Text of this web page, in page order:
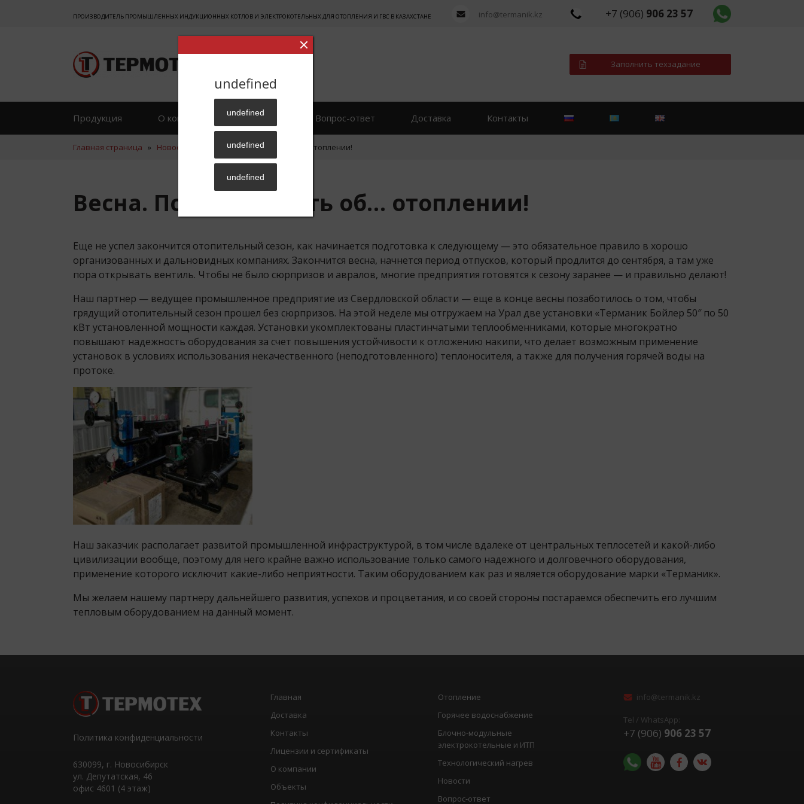
undefined
undefined
undefined
undefined
ПРОИЗВОДИТЕЛЬ ПРОМЫШЛЕННЫХ ИНДУКЦИОННЫХ КОТЛОВ И ЭЛЕКТРОКОТЕЛЬНЫХ ДЛЯ ОТОПЛЕНИЯ И ГВС В КАЗАХСТАНЕ info@termanik.kz +7 (906) 906 23 57
Заполнить техзадание
Продукция О компании Отзывы Вопрос-ответ Доставка Контакты
Главная страница » Новости Весна. Пора подумать об… отоплении!
Весна. Пора подумать об… отоплении!
Еще не успел закончится отопительный сезон, как начинается подготовка к следующему — это обязательное правило в хорошо
организованных и дальновидных компаниях. Закончится весна, начнется период отпусков, который продлится до сентября, а там уже
пора открывать вентиль. Чтобы не было сюрпризов и авралов, многие предприятия готовятся к сезону заранее — и правильно делают!
Наш партнер — ведущее промышленное предприятие из Свердловской области — еще в конце весны позаботилось о том, чтобы
грядущий отопительный сезон прошел без сюрпризов. На этой неделе мы отгружаем на Урал две установки «Терманик Бойлер 50″ по 50
кВт установленной мощности каждая. Установки укомплектованы пластинчатыми теплообменниками, которые многократно
повышают надежность оборудования за счет повышения устойчивости к отложению накипи, что делает возможным применение
установок в условиях использования некачественного (неподготовленного) теплоносителя, а также для получения горячей воды на
протоке.
Наш заказчик располагает развитой промышленной инфраструктурой, в том числе вдалеке от центральных теплосетей и какой-либо
цивилизации вообще, поэтому для него крайне важно использование только самого надежного и долговечного оборудования,
применение которого исключит какие-либо неприятности. Таким оборудованием как раз и является оборудование марки «Терманик».
Мы желаем нашему партнеру дальнейшего развития, успехов и процветания, и со своей стороны постараемся обеспечить его лучшим
тепловым оборудованием на данный момент.
Политика конфиденциальности
630099, г. Новосибирск
ул. Депутатская, 46
офис 4601 (4 этаж)
Главная
Доставка
Контакты
Лицензии и сертификаты
О компании
Объекты
Отопление
Горячее водоснабжение
Блочно-модульные
электрокотельные и ИТП
Технологический нагрев
Новости
Вопрос-ответ
info@termanik.kz
Tel / WhatsApp:
+7 (906) 906 23 57